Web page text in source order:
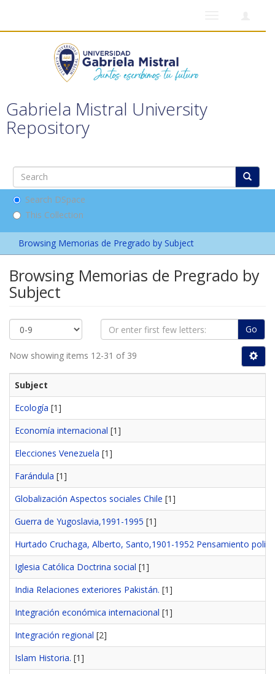
Gabriela Mistral University
Repository
Search DSpace
This Collection
Browsing Memorias de Pregrado by Subject
Browsing Memorias de Pregrado by
Subject
Go
Now showing items 12-31 of 39
Subject
Ecología [1]
Economía internacional [1]
Elecciones Venezuela [1]
Farándula [1]
Globalización Aspectos sociales Chile [1]
Guerra de Yugoslavia,1991-1995 [1]
Hurtado Cruchaga, Alberto, Santo,1901-1952 Pensamiento
Iglesia Católica Doctrina social [1]
India Relaciones exteriores Pakistán. [1]
Integración económica internacional [1]
Integración regional [2]
Islam Historia. [1]